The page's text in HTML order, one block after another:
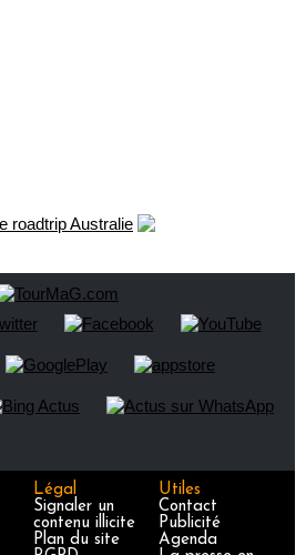
Légal
Signaler un
contenu illicite
Plan du site
Utiles
Contact
Publicité
Agenda